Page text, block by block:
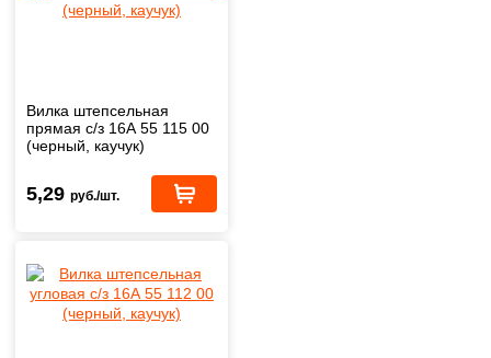
Вилка штепсельная
прямая с/з 16А 55 115 00
(черный, каучук)
5,29 руб./шт.